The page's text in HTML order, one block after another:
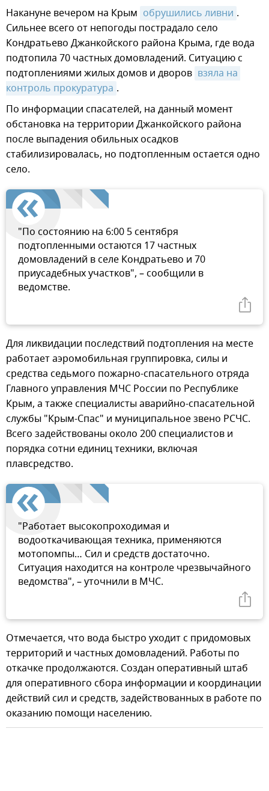
Накануне вечером на Крым обрушились ливни .
Сильнее всего от непогоды пострадало село
Кондратьево Джанкойского района Крыма, где вода
подтопила 70 частных домовладений. Ситуацию с
подтоплениями жилых домов и дворов взяла на
контроль прокуратура .
По информации спасателей, на данный момент
обстановка на территории Джанкойского района
после выпадения обильных осадков
стабилизировалась, но подтопленным остается одно
село.
"По состоянию на 6:00 5 сентября
подтопленными остаются 17 частных
домовладений в селе Кондратьево и 70
приусадебных участков", – сообщили в
ведомстве.
Для ликвидации последствий подтопления на месте
работает аэромобильная группировка, силы и
средства седьмого пожарно-спасательного отряда
Главного управления МЧС России по Республике
Крым, а также специалисты аварийно-спасательной
службы "Крым-Спас" и муниципальное звено РСЧС.
Всего задействованы около 200 специалистов и
порядка сотни единиц техники, включая
плавсредство.
"Работает высокопроходимая и
водооткачивающая техника, применяются
мотопомпы… Сил и средств достаточно.
Ситуация находится на контроле чрезвычайного
ведомства", – уточнили в МЧС.
Отмечается, что вода быстро уходит с придомовых
территорий и частных домовладений. Работы по
откачке продолжаются. Создан оперативный штаб
для оперативного сбора информации и координации
действий сил и средств, задействованных в работе по
оказанию помощи населению.